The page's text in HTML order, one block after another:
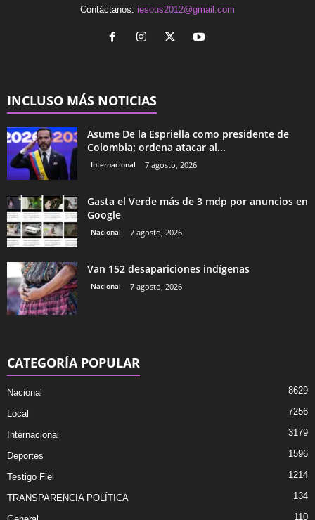
Contáctanos: iesous2012@gmail.com
INCLUSO MÁS NOTICIAS
Asume De la Espriella como presidente de
Colombia; ordena atacar al...
Internacional 7 agosto, 2026
Gasta el Verde más de 3 mdp por anuncios en
Google
Nacional 7 agosto, 2026
Van 152 desapariciones indígenas
Nacional 7 agosto, 2026
CATEGORÍA POPULAR
Nacional 8629
Local 7256
Internacional 3179
Deportes 1596
Testigo Fiel 1214
TRANSPARENCIA POLÍTICA 134
110